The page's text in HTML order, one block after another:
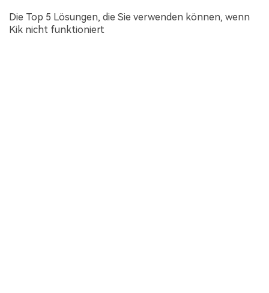
Die Top 5 Lösungen, die Sie verwenden können, wenn
Kik nicht funktioniert